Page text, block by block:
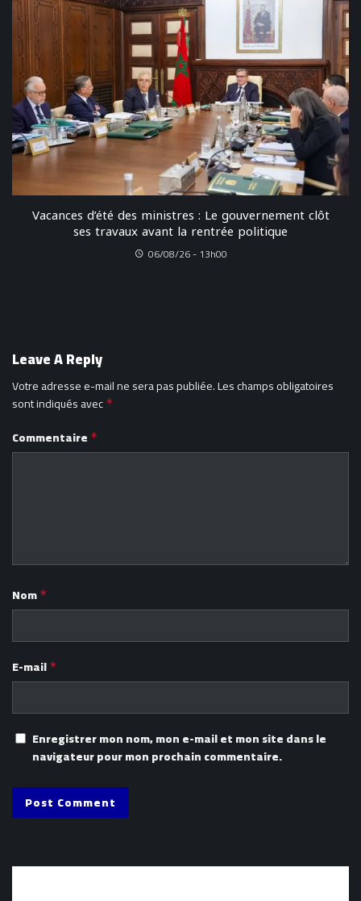
Vacances d’été des ministres : Le gouvernement clôt
ses travaux avant la rentrée politique
06/08/26 - 13h00
Leave A Reply
Votre adresse e-mail ne sera pas publiée.Les champs obligatoires
sont indiqués avec *
Commentaire *
Nom *
E-mail *
Enregistrer mon nom, mon e-mail et mon site dans le
navigateur pour mon prochain commentaire.